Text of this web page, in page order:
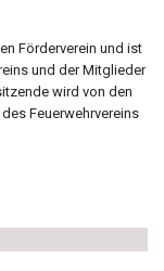
Förderverein und ist
und der Mitglieder
wird von den
Feuerwehrvereins